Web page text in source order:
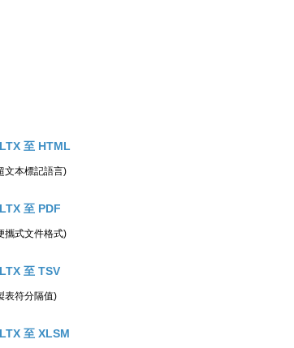
至 HTML
文本標記語言)
至 PDF
攜式文件格式)
至 TSV
表符分隔值)
至 XLSM